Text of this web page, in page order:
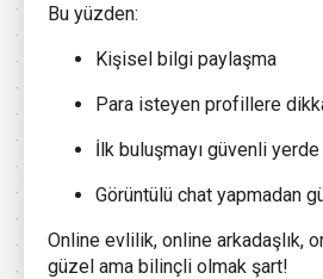
Bu yüzden:
Kişisel bilgi paylaşma
Para isteyen profillere
İlk buluşmayı güvenli yerde
Görüntülü chat yapmadan
Online evlilik, online arkadaşlık,
güzel ama bilinçli olmak şart!